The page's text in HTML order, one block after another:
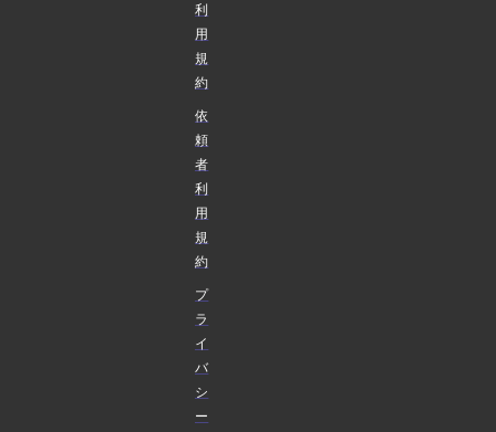
利
用
規
約
依
頼
者
利
用
規
約
プ
ラ
イ
バ
シ
ー